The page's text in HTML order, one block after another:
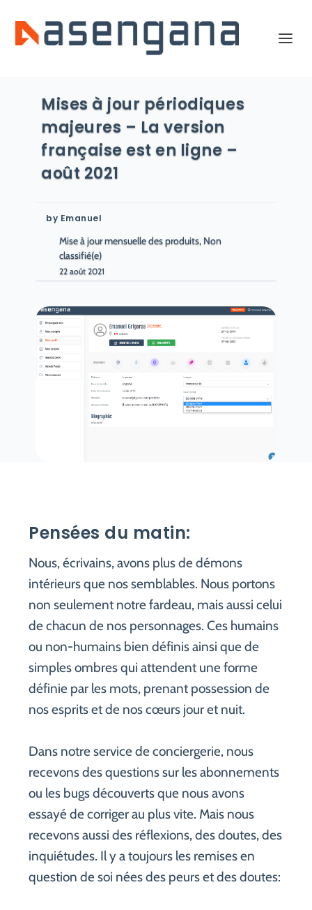
Mises à jour périodiques
majeures – La version
française est en ligne –
août 2021
by Emanuel
Mise à jour mensuelle des produits, Non
classifié(e)
22 août 2021
Pensées du matin:
Nous, écrivains, avons plus de démons
intérieurs que nos semblables. Nous portons
non seulement notre fardeau, mais aussi celui
de chacun de nos personnages. Ces humains
ou non-humains bien définis ainsi que de
simples ombres qui attendent une forme
définie par les mots, prenant possession de
nos esprits et de nos cœurs jour et nuit.
Dans notre service de conciergerie, nous
recevons des questions sur les abonnements
ou les bugs découverts que nous avons
essayé de corriger au plus vite. Mais nous
recevons aussi des réflexions, des doutes, des
inquiétudes. Il y a toujours les remises en
question de soi nées des peurs et des doutes: